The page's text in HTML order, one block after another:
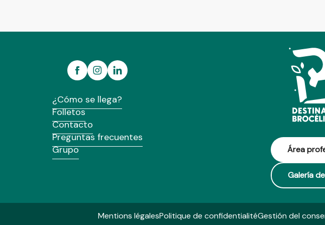
¿Cómo se llega?
Folletos
Contacto
Preguntas frecuentes
Grupo
Área
Galería
Mentions légalesPolitique de confidentialitéGestión del